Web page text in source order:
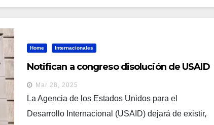
Home Internacionales
Notifican a congreso disolución de USAID
Mar 28, 2025
La Agencia de los Estados Unidos para el
Desarrollo Internacional (USAID) dejará de existir,